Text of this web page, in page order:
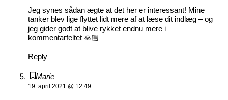
Jeg synes sådan ægte at det her er interessant! Mine
tanker blev lige flyttet lidt mere af at læse dit indlæg – og
jeg gider godt at blive rykket endnu mere i
kommentarfeltet 🙏🏼
Reply
Marie
19. april 2021 @ 12:49